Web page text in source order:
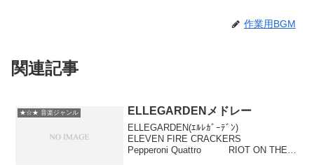
作業用BGM
関連記事
★☆★ 音楽ジャンル ELLEGARDENメドレー
ELLEGARDEN(ｴﾙﾚｶﾞｰﾃﾞﾝ)
ELEVEN FIRE CRACKERS
Pepperoni Quattro RIOT ON THE